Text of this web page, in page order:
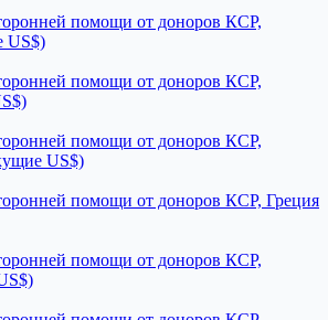
помощи от доноров КСР,
US$)
помощи от доноров КСР,
помощи от доноров КСР,
US$)
помощи от доноров КСР, Греция
помощи от доноров КСР,